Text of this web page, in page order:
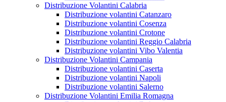
Distribuzione Volantini Calabria
Distribuzione volantini Catanzaro
Distribuzione volantini Cosenza
Distribuzione volantini Crotone
Distribuzione volantini Reggio Calabria
Distribuzione volantini Vibo Valentia
Distribuzione Volantini Campania
Distribuzione volantini Caserta
Distribuzione volantini Napoli
Distribuzione volantini Salerno
Distribuzione Volantini Emilia Romagna